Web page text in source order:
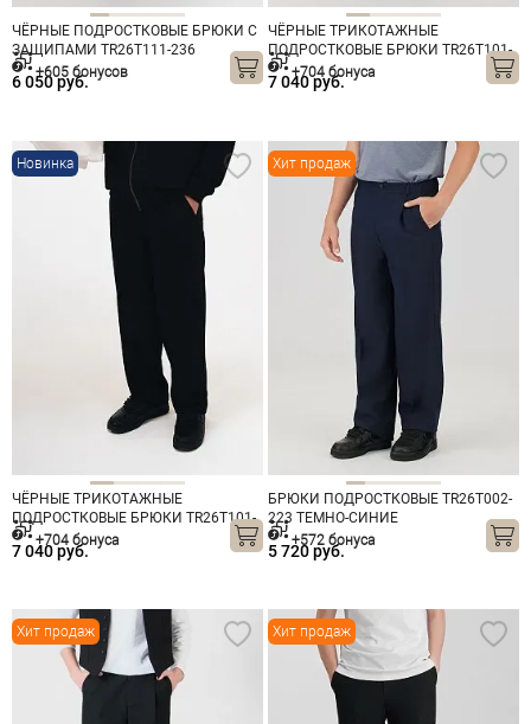
ЧЁРНЫЕ ПОДРОСТКОВЫЕ БРЮКИ С
ЗАЩИПАМИ TR26T111-236
6 050 руб.
+605 бонусов
ЧЁРНЫЕ ТРИКОТАЖНЫЕ
ПОДРОСТКОВЫЕ БРЮКИ TR26T101-
298-6
7 040 руб.
+704 бонуса
Новинка
ЧЁРНЫЕ ТРИКОТАЖНЫЕ
ПОДРОСТКОВЫЕ БРЮКИ TR26T101-
223
7 040 руб.
+704 бонуса
Хит продаж
БРЮКИ ПОДРОСТКОВЫЕ TR26T002-
223 ТЕМНО-СИНИЕ
5 720 руб.
+572 бонуса
Хит продаж Хит продаж